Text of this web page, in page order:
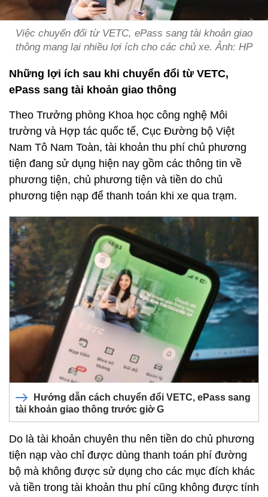
Việc chuyển đổi từ VETC, ePass sang tài khoản giao
thông mang lại nhiều lợi ích cho các chủ xe. Ảnh: HP
Những lợi ích sau khi chuyển đổi từ VETC,
ePass sang tài khoản giao thông
Theo Trưởng phòng Khoa học công nghệ Môi
trường và Hợp tác quốc tế, Cục Đường bộ Việt
Nam Tô Nam Toàn, tài khoản thu phí chủ phương
tiện đang sử dụng hiện nay gồm các thông tin về
phương tiện, chủ phương tiện và tiền do chủ
phương tiện nạp để thanh toán khi xe qua trạm.
Hướng dẫn cách chuyển đổi VETC, ePass sang
tài khoản giao thông trước giờ G
Do là tài khoản chuyên thu nên tiền do chủ phương
tiện nạp vào chỉ được dùng thanh toán phí đường
bộ mà không được sử dụng cho các mục đích khác
và tiền trong tài khoản thu phí cũng không được tính